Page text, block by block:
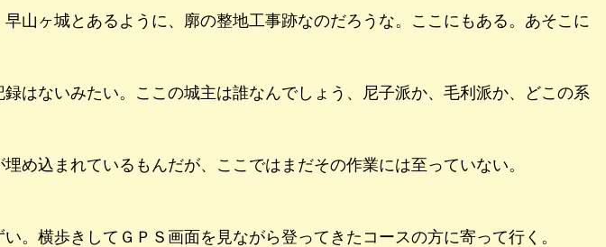
早山ヶ城とあるように、廓の整地工事跡なのだろうな。ここにもある。あそこに
はないみたい。ここの城主は誰なんでしょう、尼子派か、毛利派か、どこの系
め込まれているもんだが、ここではまだその作業には至っていない。
。横歩きしてＧＰＳ画面を見ながら登ってきたコースの方に寄って行く。